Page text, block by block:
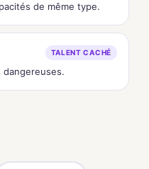
de même type.
TALENT CACHÉ
dangereuses.